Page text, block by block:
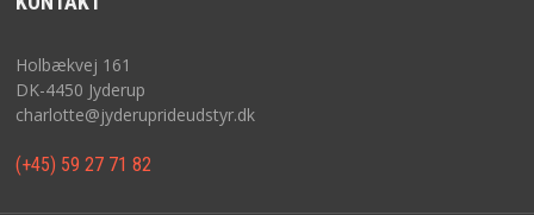
Holbækvej 161
DK-4450 Jyderup
charlotte@jyderuprideudstyr.dk
(+45) 59 27 71 82